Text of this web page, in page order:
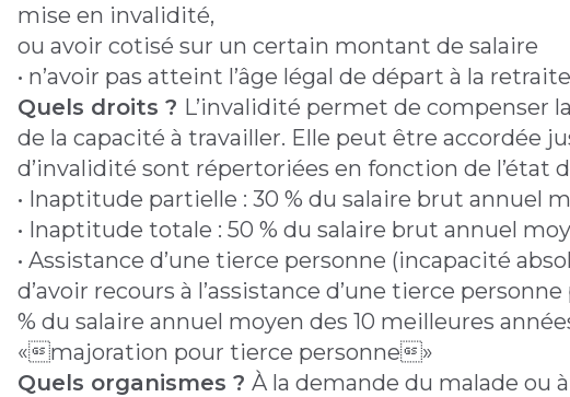
mise en invalidité,
ou avoir cotisé sur un certain montant de salaire
• n’avoir pas atteint l’âge légal de départ à la retraite
Quels droits ? L’invalidité permet de compenser
de la capacité à travailler. Elle peut être accordée
d’invalidité sont répertoriées en fonction de l’état
• Inaptitude partielle : 30 % du salaire brut annuel
• Inaptitude totale : 50 % du salaire brut annuel
• Assistance d’une tierce personne (incapacité
d’avoir recours à l’assistance d’une tierce
% du salaire annuel moyen des 10 meilleures
«majoration pour tierce personne»
Quels organismes ? À la demande du malade ou